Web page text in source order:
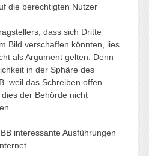
die berechtigten Nutzer
dass sich Dritte
Bild verschaffen könnten, lies
als Argument gelten. Denn
in der Sphäre des
weil das Schreiben offen
der Behörde nicht
interessante Ausführungen